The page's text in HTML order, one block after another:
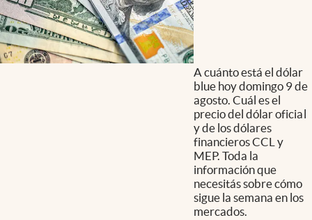
A cuánto está el dólar
blue hoy domingo 9 de
agosto. Cuál es el
precio del dólar oficial
y de los dólares
financieros CCL y
MEP. Toda la
información que
necesitás sobre cómo
sigue la semana en los
mercados.